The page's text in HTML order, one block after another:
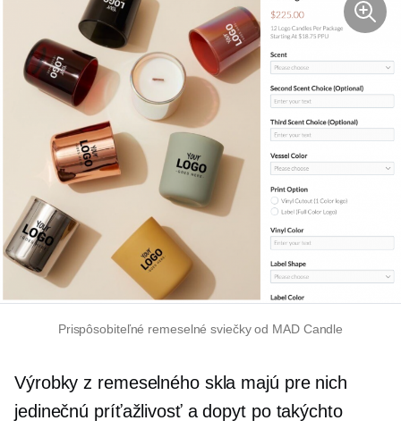
Prispôsobiteľné remeselné sviečky od MAD Candle
Výrobky z remeselného skla majú pre nich
jedinečnú príťažlivosť a dopyt po takýchto